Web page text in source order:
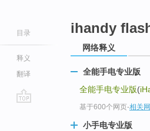
目录
释义
翻译
ihandy
网络释义
全能手电专业版
全能手电专业版(
基于600个网页-相关
小手电专业版